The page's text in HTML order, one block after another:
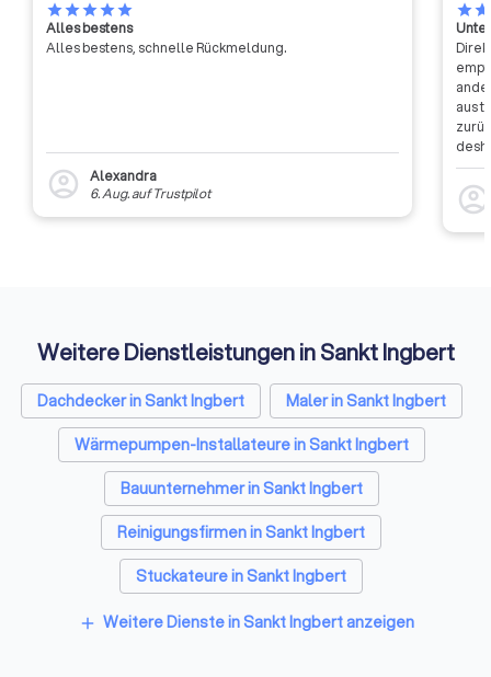
starstarstarstarstar
Alles bestens
Alles bestens, schnelle Rückmeldung.
account_circle
Alexandra
6. Aug.auf Trustpilot
starstar
aus
dass
account_circle
Weitere Dienstleistungen in Sankt Ingbert
Dachdecker in Sankt Ingbert
Maler in Sankt Ingbert
Wärmepumpen-Installateure in Sankt Ingbert
Bauunternehmer in Sankt Ingbert
Reinigungsfirmen in Sankt Ingbert
Stuckateure in Sankt Ingbert
Umzugsunternehmen in Sankt Ingbert
add Weitere Dienste in Sankt Ingbert anzeigen